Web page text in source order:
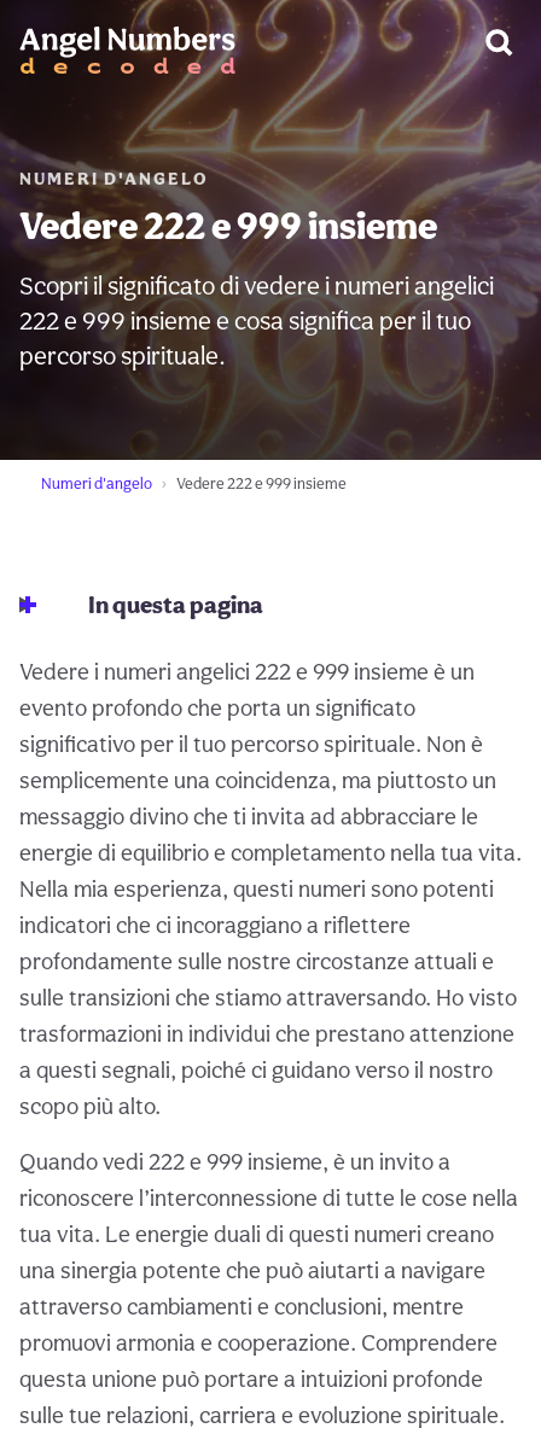
NUMERI D'ANGELO
Vedere 222 e 999 insieme
Scopri il significato di vedere i numeri angelici
222 e 999 insieme e cosa significa per il tuo
percorso spirituale.
Numeri d'angelo Vedere 222 e 999 insieme
In questa pagina
Vedere i numeri angelici 222 e 999 insieme è un
evento profondo che porta un significato
significativo per il tuo percorso spirituale. Non è
semplicemente una coincidenza, ma piuttosto un
messaggio divino che ti invita ad abbracciare le
energie di equilibrio e completamento nella tua vita.
Nella mia esperienza, questi numeri sono potenti
indicatori che ci incoraggiano a riflettere
profondamente sulle nostre circostanze attuali e
sulle transizioni che stiamo attraversando. Ho visto
trasformazioni in individui che prestano attenzione
a questi segnali, poiché ci guidano verso il nostro
scopo più alto.
Quando vedi 222 e 999 insieme, è un invito a
riconoscere l’interconnessione di tutte le cose nella
tua vita. Le energie duali di questi numeri creano
una sinergia potente che può aiutarti a navigare
attraverso cambiamenti e conclusioni, mentre
promuovi armonia e cooperazione. Comprendere
questa unione può portare a intuizioni profonde
sulle tue relazioni, carriera e evoluzione spirituale.
AVVERTIMENTO: